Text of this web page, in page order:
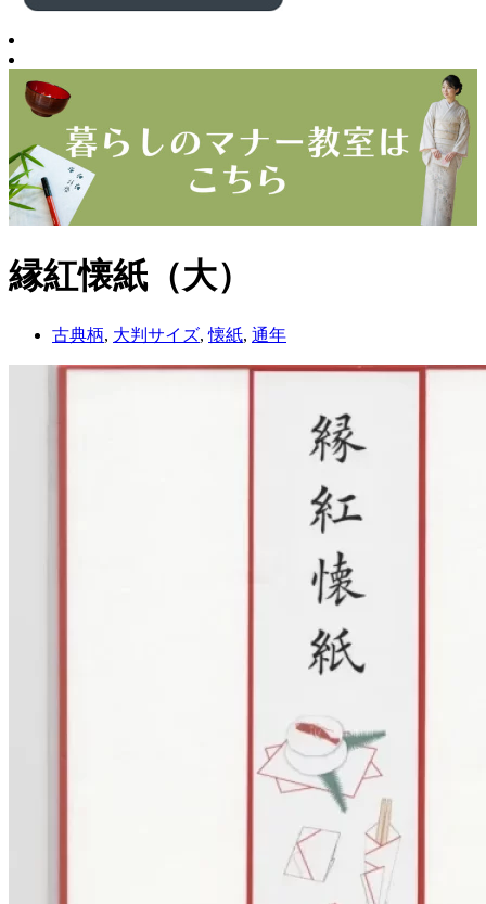
縁紅懐紙（大）
古典柄, 大判サイズ,懐紙, 通年